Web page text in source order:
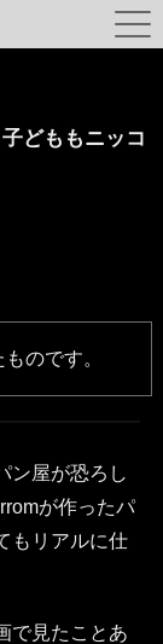
どももニッコ
のです。
ン屋が恐ろし
が作ったパ
もリアルに仕
で見たことあ